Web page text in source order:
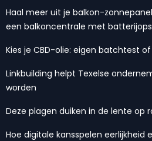
Haal meer uit je balkon-
een balkoncentrale met
Kies je CBD-olie: eigen batchtest
Linkbuilding helpt Texelse
worden
Deze plagen duiken in de lente op
Hoe digitale kansspelen eerlijkheid